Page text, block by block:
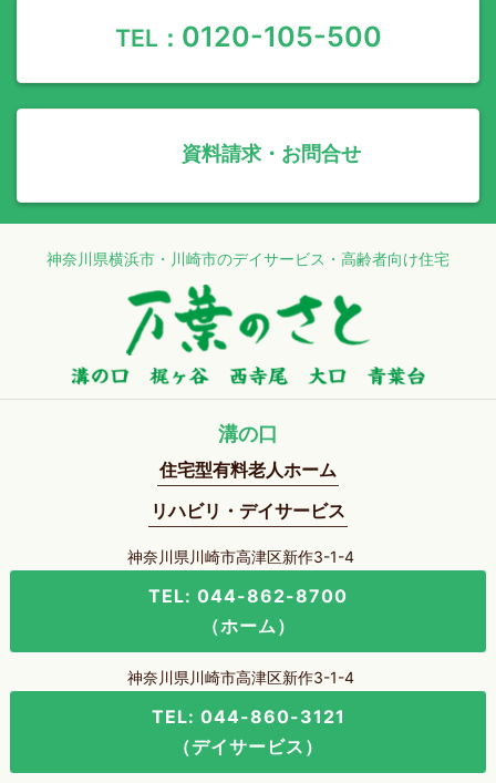
TEL： 0120-105-500
資料請求・お問合せ
神奈川県横浜市・川崎市のデイサービス・高齢者向け住宅
溝の口
住宅型有料老人ホーム
リハビリ・デイサービス
神奈川県川崎市高津区新作3-1-4
TEL: 044-862-8700
（ホーム）
神奈川県川崎市高津区新作3-1-4
TEL: 044-860-3121
（デイサービス）